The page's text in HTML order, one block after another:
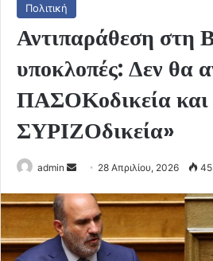
Πολιτική
Αντιπαράθεση στη
υποκλοπές: Δεν θα
ΠΑΣΟΚοδικεία και
ΣΥΡΙΖΟδικεία»
admin
Send
email
28 Απριλίου, 2026 45